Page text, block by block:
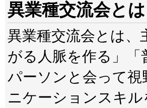
異業種交流会とは
異業種交流会とは
がる人脈を作る」
パーソンと会って
ニケーションスキ